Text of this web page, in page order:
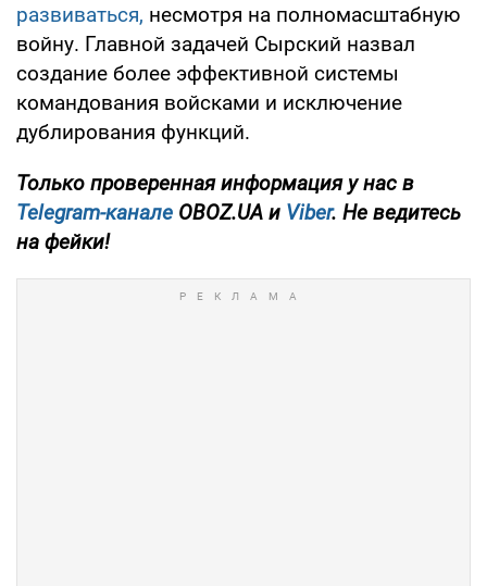
развиваться, несмотря на полномасштабную
войну. Главной задачей Сырский назвал
создание более эффективной системы
командования войсками и исключение
дублирования функций.
Только проверенная информация у нас в
Telegram-канале OBOZ.UA и Viber. Не ведитесь
на фейки!